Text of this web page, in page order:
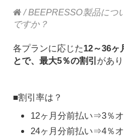
/ BEEPRESSO製品につ
ですか？
各プランに応じた12～36ヶ
とで、最大5％の割引 があり
■割引率は？
12ヶ月分前払い⇒3％
24ヶ月分前払い⇒4％